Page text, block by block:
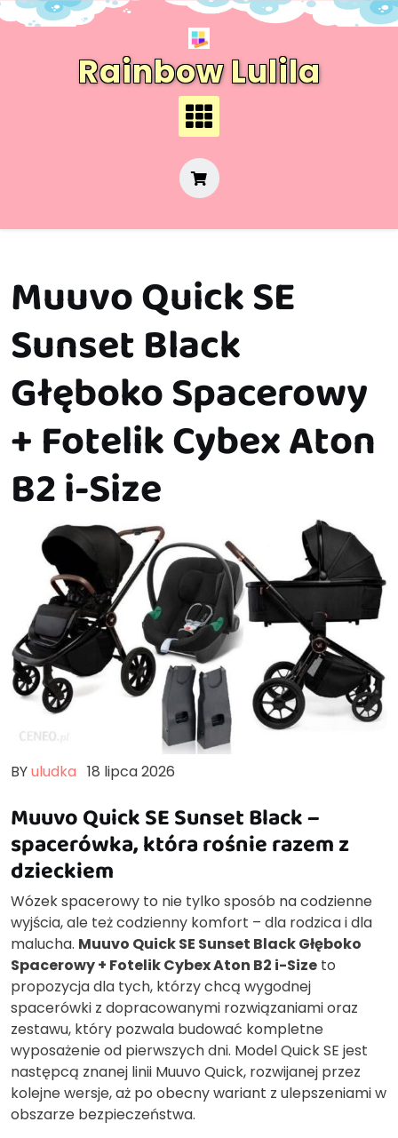
Skip
Rainbow Lulila
Muuvo Quick SE
Sunset Black
Głęboko Spacerowy
+ Fotelik Cybex Aton
B2 i-Size
BYuludka 18 lipca 2026
Muuvo Quick SE Sunset Black –
spacerówka, która rośnie razem z
dzieckiem
Wózek spacerowy to nie tylko sposób na codzienne
wyjścia, ale też codzienny komfort – dla rodzica i dla
malucha. Muuvo Quick SE Sunset Black Głęboko
Spacerowy + Fotelik Cybex Aton B2 i-Size to
propozycja dla tych, którzy chcą wygodnej
spacerówki z dopracowanymi rozwiązaniami oraz
zestawu, który pozwala budować kompletne
wyposażenie od pierwszych dni. Model Quick SE jest
następcą znanej linii Muuvo Quick, rozwijanej przez
kolejne wersje, aż po obecny wariant z ulepszeniami w
obszarze bezpieczeństwa.